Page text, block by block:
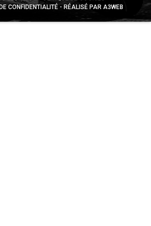
CONFIDENTIALITÉ
RÉALISÉ PAR A3WEB